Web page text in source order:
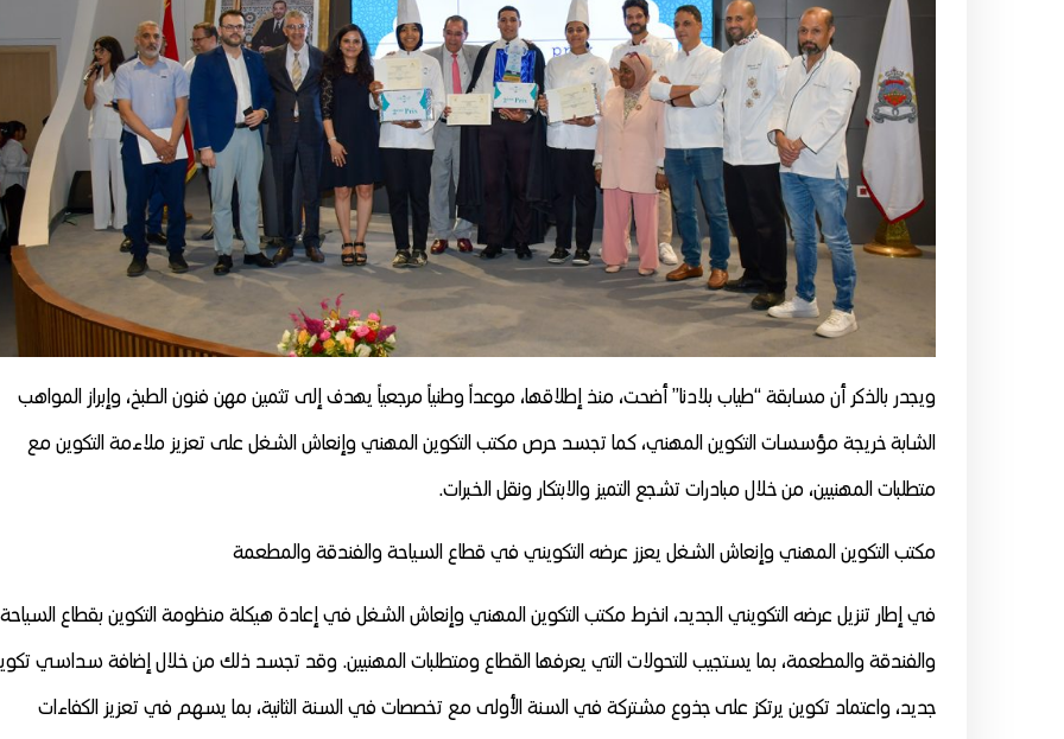
ويجدر بالذكر أن مسابقة “طياب بلادنا” أضحت، منذ إطلاقها، موعداً وطنياً مرجعياً يهدف إلى تثمين مهن فنون الطبخ، وإبراز المواهب
الشابة خريجة مؤسسات التكوين المهني، كما تجسد حرص مكتب التكوين المهني وإنعاش الشغل على تعزيز ملاءمة التكوين مع
متطلبات المهنيين، من خلال مبادرات تشجع التميز والابتكار ونقل الخبرات.
مكتب التكوين المهني وإنعاش الشغل يعزز عرضه التكويني في قطاع السياحة والفندقة والمطعمة
في إطار تنزيل عرضه التكويني الجديد، انخرط مكتب التكوين المهني وإنعاش الشغل في إعادة هيكلة منظومة التكوين بقطاع السياحة
والفندقة والمطعمة، بما يستجيب للتحولات التي يعرفها القطاع ومتطلبات المهنيين. وقد تجسد ذلك من خلال إضافة سداسي
جديد، واعتماد تكوين يرتكز على جذوع مشتركة في السنة الأولى مع تخصصات في السنة الثانية، بما يسهم في تعزيز الكفاءات